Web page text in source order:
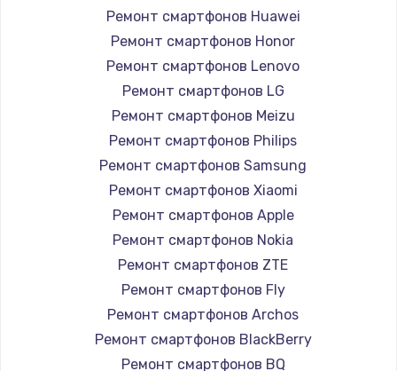
1260 руб.
Заказать
Ремонт петель крышки
990 руб.
Заказать
Настройка Wi-Fi
1030 руб.
Заказать
Замена шим-контроллера
3900 руб.
Заказать
Ремонт смартфонов Huawei
Ремонт смартфонов Honor
Ремонт смартфонов Lenovo
Ремонт смартфонов LG
Ремонт смартфонов Meizu
Ремонт смартфонов Philips
Ремонт смартфонов Samsung
Ремонт смартфонов Xiaomi
Ремонт смартфонов Apple
Ремонт смартфонов Nokia
Ремонт смартфонов ZTE
Ремонт смартфонов Fly
Ремонт смартфонов Archos
Ремонт смартфонов BlackBerry
Ремонт смартфонов BQ